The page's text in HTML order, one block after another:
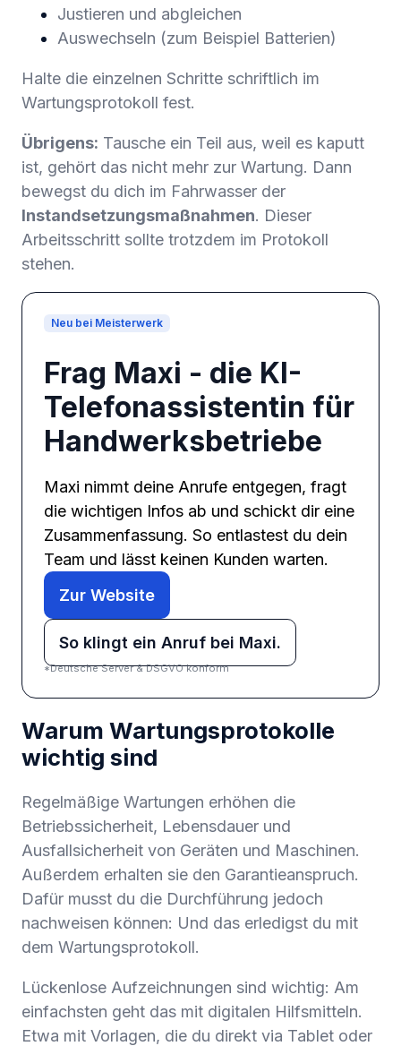
Justieren und abgleichen
Auswechseln (zum Beispiel Batterien)‍
Halte die einzelnen Schritte schriftlich im
Wartungsprotokoll fest.
Übrigens: Tausche ein Teil aus, weil es kaputt
ist, gehört das nicht mehr zur Wartung. Dann
bewegst du dich im Fahrwasser der
Instandsetzungsmaßnahmen. Dieser
Arbeitsschritt sollte trotzdem im Protokoll
stehen.
Neu bei Meisterwerk
Frag Maxi - die KI-
Telefonassistentin für
Handwerksbetriebe
Maxi nimmt deine Anrufe entgegen, fragt
die wichtigen Infos ab und schickt dir eine
Zusammenfassung. So entlastest du dein
Team und lässt keinen Kunden warten.
Zur Website
So klingt ein Anruf bei Maxi.
*Deutsche Server & DSGVO konform
Warum Wartungsprotokolle
wichtig sind
Regelmäßige Wartungen erhöhen die
Betriebssicherheit, Lebensdauer und
Ausfallsicherheit von Geräten und Maschinen.
Außerdem erhalten sie den Garantieanspruch.
Dafür musst du die Durchführung jedoch
nachweisen können: Und das erledigst du mit
dem Wartungsprotokoll.
Lückenlose Aufzeichnungen sind wichtig: Am
einfachsten geht das mit digitalen Hilfsmitteln.
Etwa mit Vorlagen, die du direkt via Tablet oder